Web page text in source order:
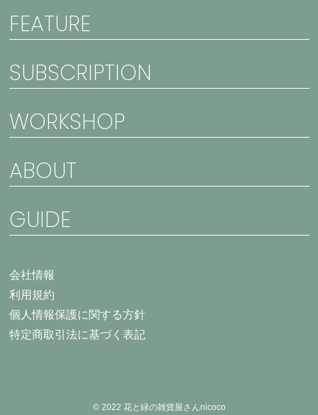
FEATURE
SUBSCRIPTION
WORKSHOP
ABOUT
GUIDE
会社情報
利用規約
個人情報保護に関する方針
特定商取引法に基づく表記
© 2022 花と緑の雑貨屋さんnicoco